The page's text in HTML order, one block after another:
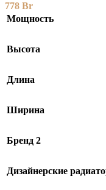
778 Br
Мощность
Высота
Длина
Ширина
Бренд 2
Дизайнерские